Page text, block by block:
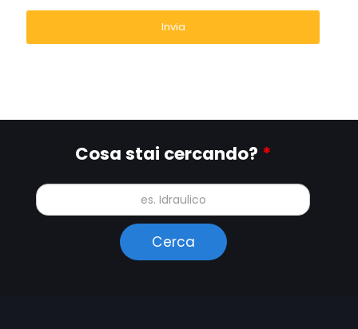
Cosa stai cercando? *